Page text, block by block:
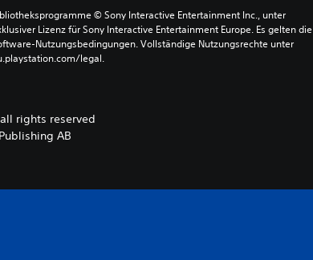
© Sony Interactive Entertainment Inc., unter
Lizenz für Sony Interactive Entertainment Europe. Es gelten die
Nutzungsbedingungen. Vollständige Nutzungsrechte unter
legal.
rights reserved
AB